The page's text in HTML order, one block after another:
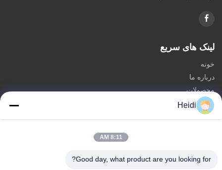
لینک های سریع
خونه
درباره ما
محصولات
با ما تماس بگیرید
الیاف منگنه پلی استر مقاوم در برابر آتش
Heidi
8:11 AM
Good day, what product are you looking for?